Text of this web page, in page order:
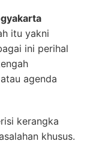
itu yakni
ini perihal
agenda
kerangka
khusus.